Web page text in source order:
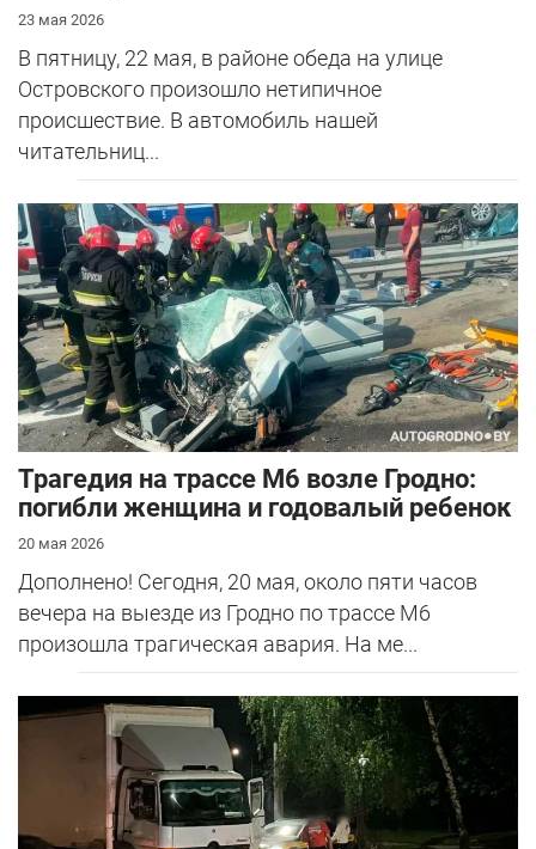
23 мая 2026
В пятницу, 22 мая, в районе обеда на улице
Островского произошло нетипичное
происшествие. В автомобиль нашей
читательниц...
Трагедия на трассе М6 возле Гродно:
погибли женщина и годовалый ребенок
20 мая 2026
Дополнено! Сегодня, 20 мая, около пяти часов
вечера на выезде из Гродно по трассе М6
произошла трагическая авария. На ме...